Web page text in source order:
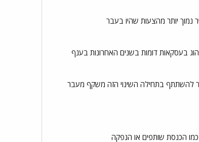
יותר מהצעות שהיו בעבר
בעסקאות דומות בשנים האחרונות בענף
להשתתף בתחילה השינוי הזה משקף מעבר
כמו הכנסת שותפים או הנפקה